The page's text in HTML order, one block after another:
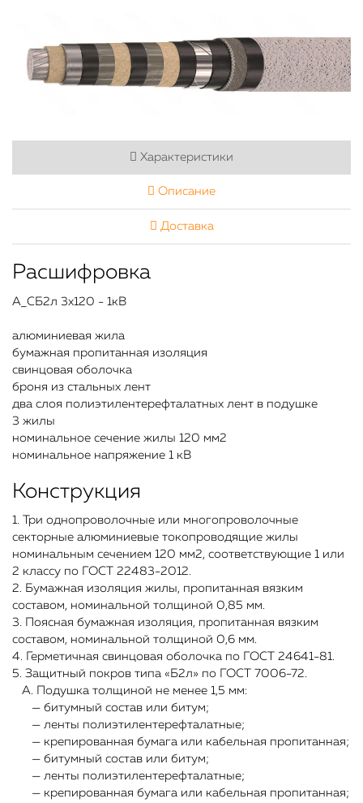
Характеристики
Описание
Доставка
Расшифровка
А_СБ2л 3х120 - 1кВ
алюминиевая жила
бумажная пропитанная изоляция
свинцовая оболочка
броня из стальных лент
два слоя полиэтилентерефталатных лент в подушке
3 жилы
номинальное сечение жилы 120 мм2
номинальное напряжение 1 кВ
Конструкция
1. Три однопроволочные или многопроволочные
секторные алюминиевые токопроводящие жилы
номинальным сечением 120 мм2, соответствующие 1 или
2 классу по ГОСТ 22483-2012.
2. Бумажная изоляция жилы, пропитанная вязким
составом, номинальной толщиной 0,85 мм.
3. Поясная бумажная изоляция, пропитанная вязким
составом, номинальной толщиной 0,6 мм.
4. Герметичная свинцовая оболочка по ГОСТ 24641-81.
5. Защитный покров типа «Б2л» по ГОСТ 7006-72.
А. Подушка толщиной не менее 1,5 мм:
— битумный состав или битум;
— ленты полиэтилентерефталатные;
— крепированная бумага или кабельная пропитанная;
— битумный состав или битум;
— ленты полиэтилентерефталатные;
— крепированная бумага или кабельная пропитанная;